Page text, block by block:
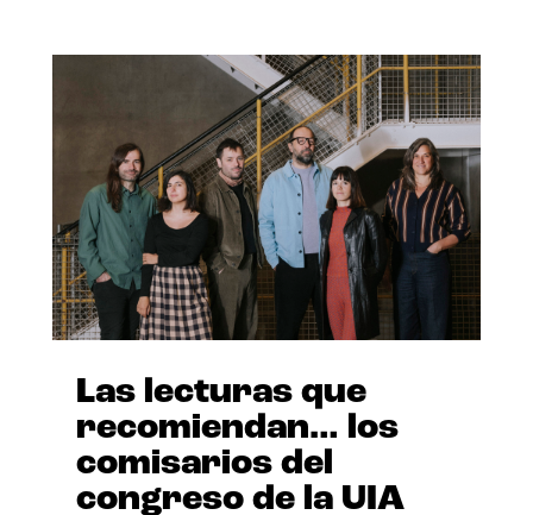
Las lecturas que
recomiendan… los
comisarios del
congreso de la UIA